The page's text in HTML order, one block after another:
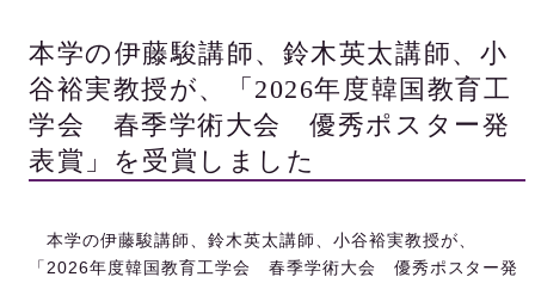
本学の伊藤駿講師、鈴木英太講師、小
谷裕実教授が、「2026年度韓国教育工
学会 春季学術大会 優秀ポスター発
表賞」を受賞しました
本学の伊藤駿講師、鈴木英太講師、小谷裕実教授が、
「2026年度韓国教育工学会 春季学術大会 優秀ポスター発